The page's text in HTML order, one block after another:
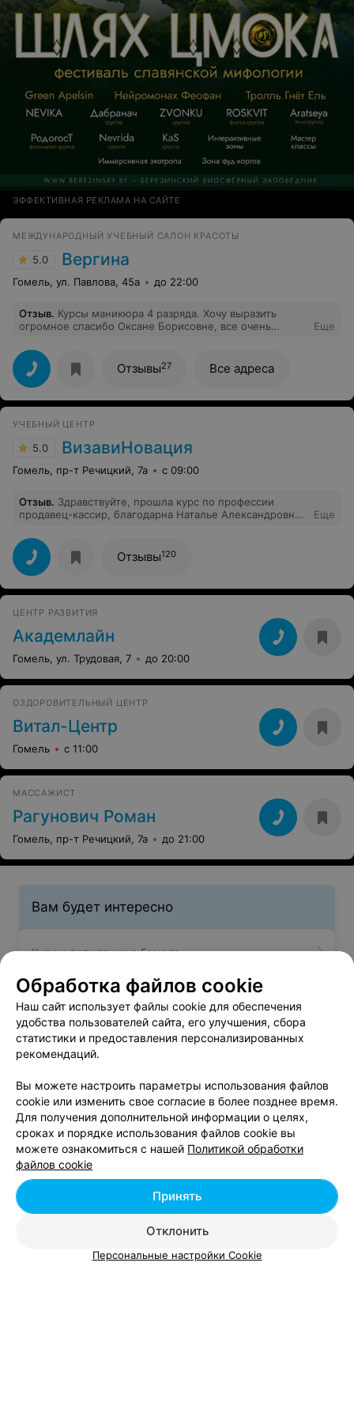
ЭФФЕКТИВНАЯ РЕКЛАМА НА САЙТЕ
МЕЖДУНАРОДНЫЙ УЧЕБНЫЙ САЛОН КРАСОТЫ
5.0 Вергина
Гомель, ул. Павлова, 45а до 22:00
Отзыв. Курсы маникюра 4 разряда. Хочу выразить
огромное спасибо Оксане Борисовне, все очень
Еще
Отзывы27 Все адреса
УЧЕБНЫЙ ЦЕНТР
5.0 ВизавиНовация
Гомель, пр-т Речицкий, 7а с 09:00
Отзыв. Здравствуйте, прошла курс по профессии
продавец-кассир, благодарна Наталье Александровне
чётко понятно. Ставлю 5 звёзд несомненно.
Еще
Отзывы120
ЦЕНТР РАЗВИТИЯ
Академлайн
Гомель, ул. Трудовая, 7 до 20:00
ОЗДОРОВИТЕЛЬНЫЙ ЦЕНТР
Витал-Центр
Гомель с 11:00
МАССАЖИСТ
Рагунович Роман
Гомель, пр-т Речицкий, 7а до 21:00
Вам будет интересно
Курсы депиляции в Гомеле
Курсы шугаринга в Гомеле
Курсы педикюра в Гомеле
Добавить компанию
Добавить специалиста
Обработка файлов cookie
Наш сайт использует файлы cookie для обеспечения
удобства пользователей сайта, его улучшения, сбора
статистики и предоставления персонализированных
рекомендаций.
Вы можете настроить параметры использования файлов
cookie или изменить свое согласие в более позднее время.
Для получения дополнительной информации о целях,
сроках и порядке использования файлов cookie вы
можете ознакомиться с нашей Политикой обработки
файлов cookie
Отклонить
Принять
Персональные настройки Cookie